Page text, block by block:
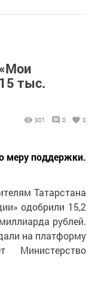
тыс.
301 0 0
меру поддержки.
Татарстана
одобрили 15,2
рублей.
на платформу
Министерство